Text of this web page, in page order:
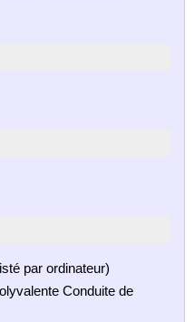
par ordinateur)
Conduite de